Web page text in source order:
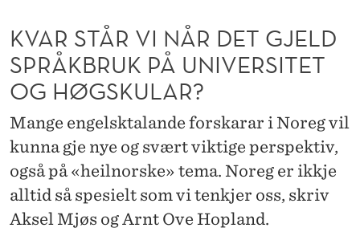
N
Å
R
D
E
T
G
KVAR STÅR VI NÅR DET GJELD
SPRÅKBRUK PÅ UNIVERSITET
OG HØGSKULAR?
Mange engelsktalande forskarar i Noreg vil
kunna gje nye og svært viktige perspektiv,
også på «heilnorske» tema. Noreg er ikkje
alltid så spesielt som vi tenkjer oss, skriv
Aksel Mjøs og Arnt Ove Hopland.